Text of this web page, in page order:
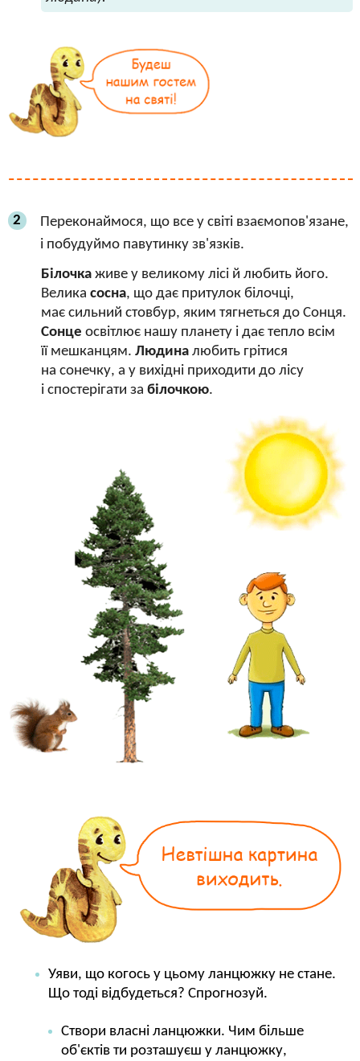
2
Переконаймося, що все у світі взаємопов'язане,
і побудуймо павутинку зв'язків.
Білочка живе у великому лісі й любить його.
Великасосна, що дає притулок білочці,
має сильний стовбур, яким тягнеться до Сонця.
Сонце освітлює нашу планету і дає тепло всім
її мешканцям.Людина любить грітися
на сонечку, а у вихідні приходити до лісу
і спостерігати забілочкою.
Уяви, що когось у цьому ланцюжку не стане.
Що тоді відбудеться? Спрогнозуй.
Створи власні ланцюжки. Чим більше
об'єктів ти розташуєш у ланцюжку,